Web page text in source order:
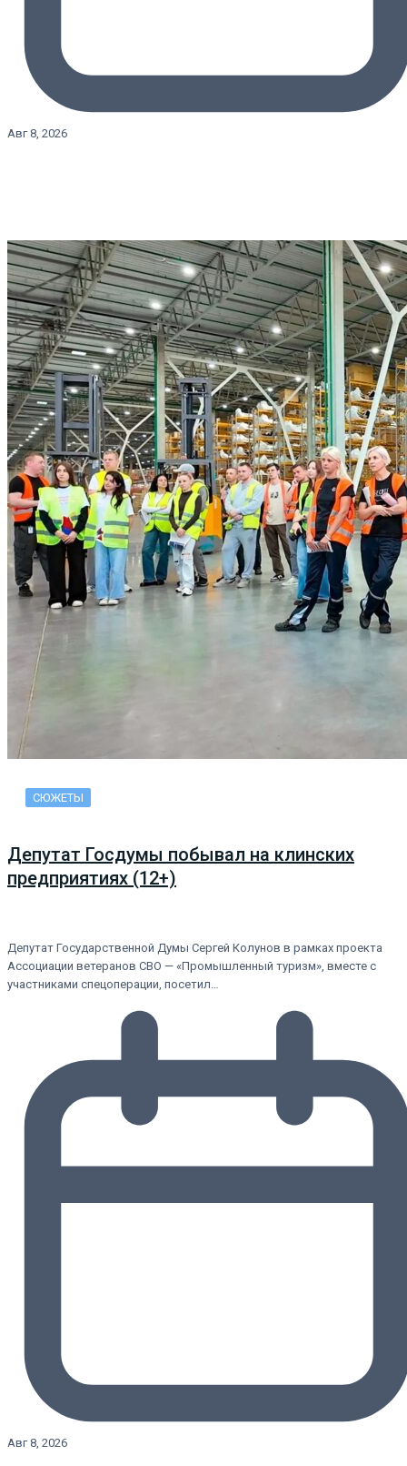
Авг 8, 2026
СЮЖЕТЫ
Депутат Госдумы побывал на клинских
предприятиях (12+)
Депутат Государственной Думы Сергей Колунов в рамках проекта
Ассоциации ветеранов СВО — «Промышленный туризм», вместе с
участниками спецоперации, посетил…
Авг 8, 2026